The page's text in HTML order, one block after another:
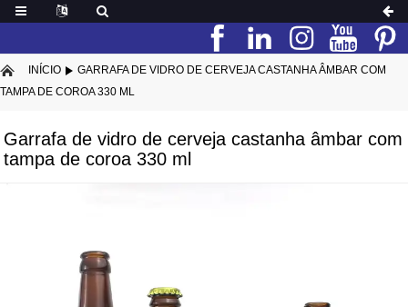
INÍCIO
GARRAFA DE VIDRO DE CERVEJA CASTANHA ÂMBAR COM
TAMPA DE COROA 330 ML
Garrafa de vidro de cerveja castanha âmbar com
tampa de coroa 330 ml